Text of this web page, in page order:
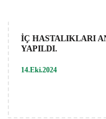
İÇ HASTALIKLARI
YAPILDI.
14.Eki.2024